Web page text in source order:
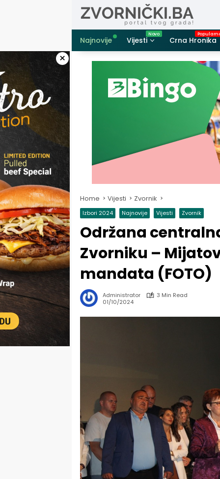
Najnovije
Vijesti Crna Hronika
×
Home Vijesti Zvornik
Izbori 2024 Najnovije Vijesti Zvornik
Održana
Zvorniku –
mandata (FOTO)
Administrator
3 Min Read
01/10/2024